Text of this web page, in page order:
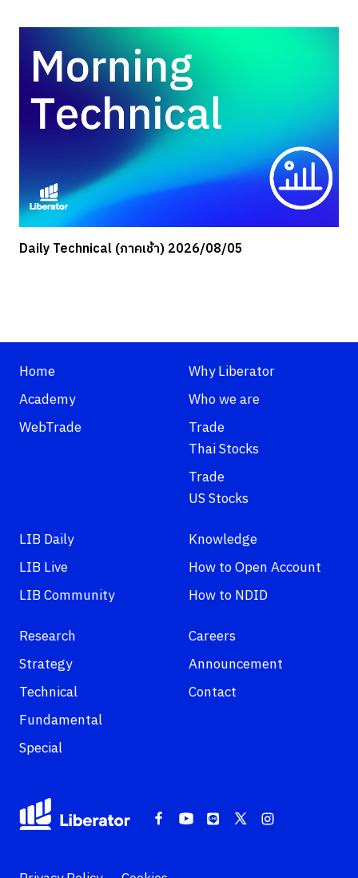
Daily Technical (ภาคเช้า) 2026/08/05
Home
Academy
WebTrade
Why Liberator
Who we are
Trade
Thai Stocks
Trade
US Stocks
LIB Daily
LIB Live
LIB Community
Knowledge
How to Open Account
How to NDID
Research
Strategy
Technical
Fundamental
Special
Careers
Announcement
Contact